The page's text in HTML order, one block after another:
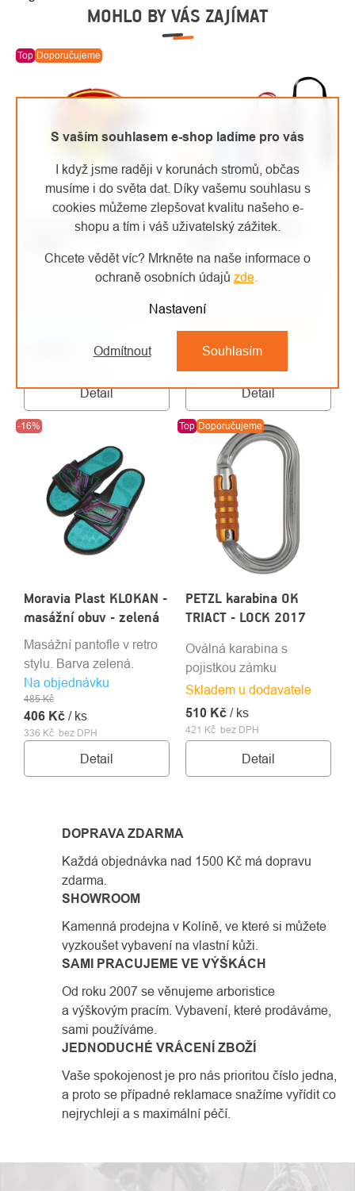
S vaším souhlasem e-shop ladíme pro vás
I když jsme raději v korunách stromů, občas
musíme i do světa dat. Díky vašemu souhlasu s
cookies můžeme zlepšovat kvalitu našeho e-
shopu a tím i váš uživatelský zážitek.
Chcete vědět víc? Mrkněte na naše informace o
ochraně osobních údajů zde.
Nastavení
Odmítnout Souhlasím
MOHLO BY VÁS ZAJÍMAT
Top Doporučujeme
Protos Integral přilba
/ ks
Detail
Lehká, pohodlná přilba se
Singing Rock OPEN
Skladem u dodavatele
144 Kč/ ks
Detail
Šitá smyčka / šířka 20 mm
cm / 22 kN / EN 354 • EN
566 • EN 795B
-16%
Moravia Plast KLOKAN -
masážní obuv - zelená
Na objednávku
336 Kč bez DPH
485 Kč
406 Kč / ks
Detail
Masážní pantofle v retro
stylu. Barva zelená.
Top Doporučujeme
PETZL karabina OK
TRIACT - LOCK 2017
Skladem u dodavatele
421 Kč bez DPH
510 Kč / ks
Detail
Oválná karabina s
pojistkou zámku
DOPRAVA ZDARMA
Každá objednávka nad 1500 Kč má dopravu
zdarma.
SHOWROOM
Kamenná prodejna v Kolíně, ve které si můžete
vyzkoušet vybavení na vlastní kůži.
SAMI PRACUJEME VE VÝŠKÁCH
Od roku 2007 se věnujeme arboristice
a výškovým pracím. Vybavení, které prodáváme,
sami používáme.
JEDNODUCHÉ VRÁCENÍ ZBOŽÍ
Vaše spokojenost je pro nás prioritou číslo jedna,
a proto se případné reklamace snažíme vyřídit co
nejrychleji a s maximální péčí.